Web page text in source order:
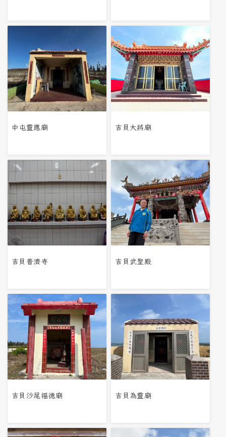
中屯靈應廟 吉貝大將廟
吉貝普濟寺 吉貝武聖殿
吉貝沙尾福德廟 吉貝為靈廟